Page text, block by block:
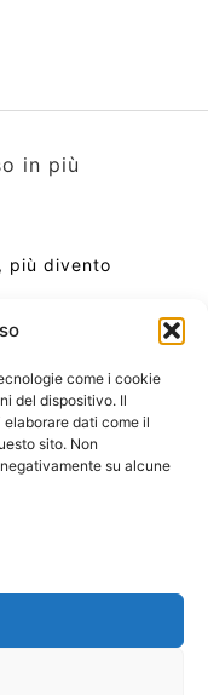
come i cookie
del dispositivo. Il
dati come il
sito. Non
su alcune
in più
più divento
Essere per
alla Quinta